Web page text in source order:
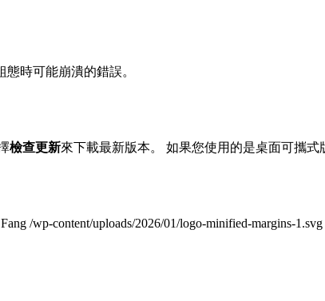
時可能崩潰的錯誤。
檢查更新來下載最新版本。 如果您使用的是桌面可攜式
/wp-content/uploads/2026/01/logo-minified-margins-1.svg